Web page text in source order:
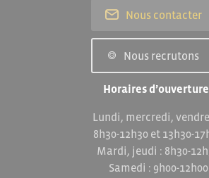
Nous contacter
Nous recrutons
Horaires
Lundi, mercredi,
8h30-12h30 et 13h30-
Mardi, jeudi : 8h30-
Samedi : 9h00-12h00